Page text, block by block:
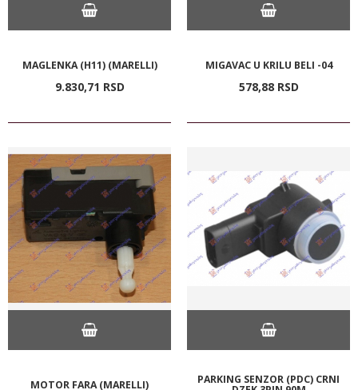
MAGLENKA (H11) (MARELLI)
9.830,71 RSD
MIGAVAC U KRILU BELI -04
578,88 RSD
MOTOR FARA (MARELLI) PARKING SENZOR (PDC) CRNI